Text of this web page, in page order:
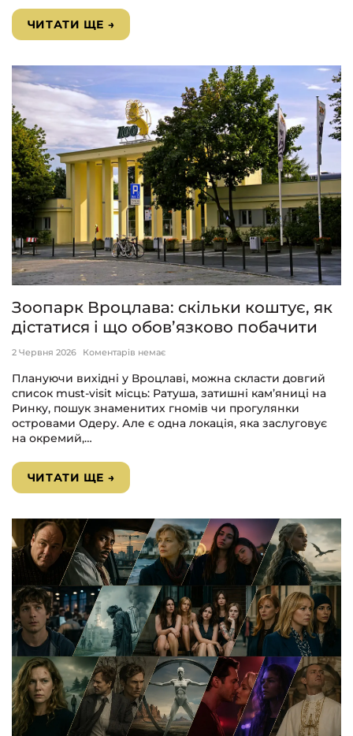
ЧИТАТИ ЩЕ →
Зоопарк Вроцлава: скільки коштує, як
дістатися і що обов’язково побачити
2 Червня 2026 Коментарів немає
Плануючи вихідні у Вроцлаві, можна скласти довгий
список must-visit місць: Ратуша, затишні кам’яниці на
Ринку, пошук знаменитих гномів чи прогулянки
островами Одеру. Але є одна локація, яка заслуговує
на окремий,…
ЧИТАТИ ЩЕ →